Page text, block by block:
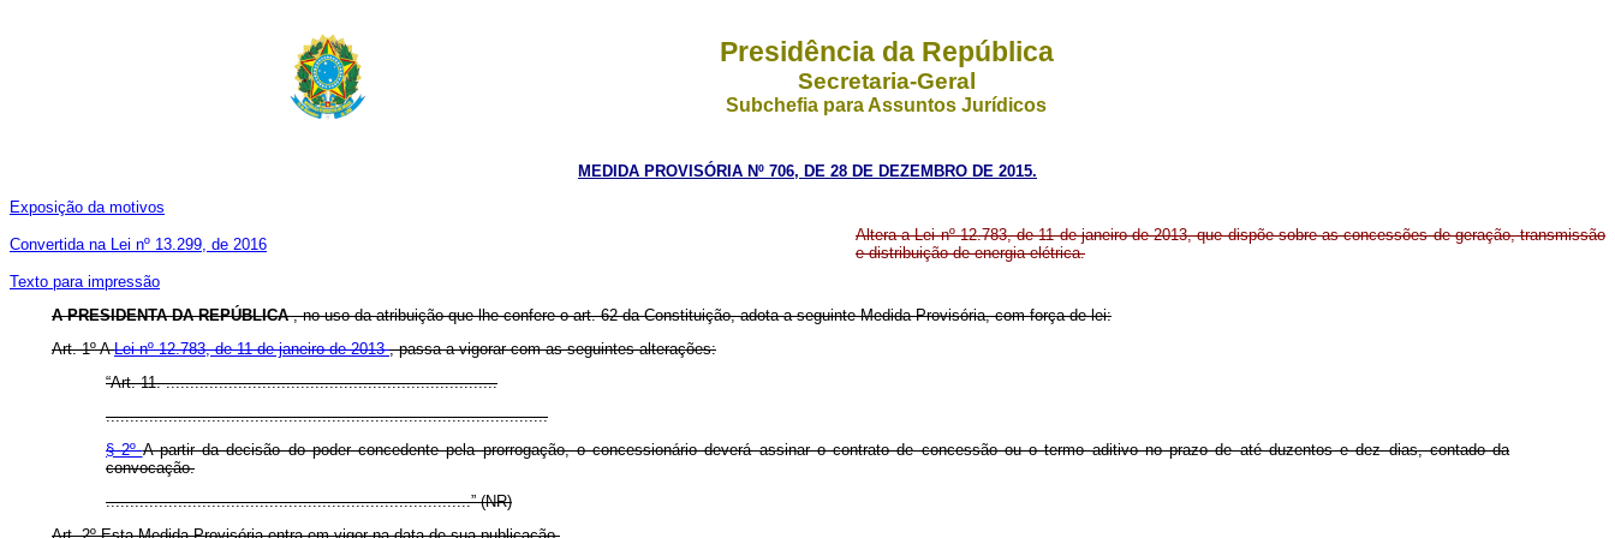
Presidência da República
Secretaria-Geral
Subchefia para Assuntos Jurídicos
MEDIDA PROVISÓRIA Nº 706, DE 28 DE DEZEMBRO DE 2015.
Exposição da motivos
Convertida na Lei nº 13.299, de 2016
Texto para impressão
Altera a Lei nº 12.783, de 11 de janeiro de 2013, que dispõe sobre as concessões de geração, transmissão
e distribuição de energia elétrica.
A PRESIDENTA DA REPÚBLICA, no uso da atribuição que lhe confere o art. 62 da Constituição, adota a seguinte Medida Provisória, com força de lei:
Art. 1º ALei nº 12.783, de 11 de janeiro de 2013, passa a vigorar com as seguintes alterações:
“Art. 11. .....................................................................
............................................................................................
§ 2ºA partir da decisão do poder concedente pela prorrogação, o concessionário deverá assinar o contrato de concessão ou o termo aditivo no prazo de até duzentos e dez dias, contado da
convocação.
............................................................................” (NR)